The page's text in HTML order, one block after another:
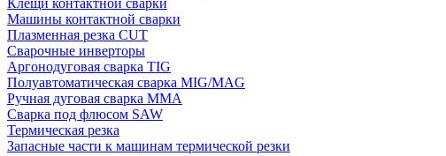
Клещи контактной сварки
Машины контактной сварки
Плазменная резка CUT
Сварочные инверторы
Аргонодуговая сварка TIG
Полуавтоматическая сварка MIG/MAG
Ручная дуговая сварка MMA
Сварка под флюсом SAW
Термическая резка
Запасные части к машинам термической резки